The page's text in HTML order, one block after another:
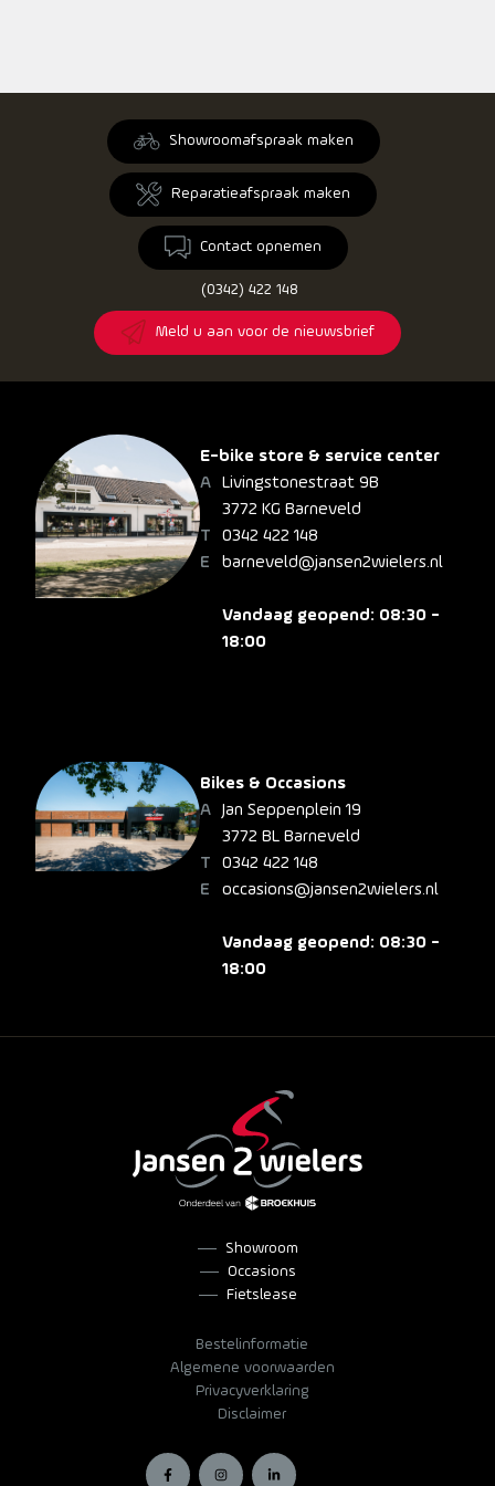
Showroomafspraak maken
Reparatieafspraak maken
Contact opnemen
(0342) 422 148
Meld u aan voor de nieuwsbrief
E-bike store & service center
Livingstonestraat 9B
3772 KG Barneveld
0342 422 148
barneveld@jansen2wielers.nl
Vandaag geopend: 08:30 -
18:00
Bikes & Occasions
Jan Seppenplein 19
3772 BL Barneveld
0342 422 148
occasions@jansen2wielers.nl
Vandaag geopend: 08:30 -
18:00
Showroom
Occasions
Fietslease
Bestelinformatie
Algemene voorwaarden
Privacyverklaring
Disclaimer